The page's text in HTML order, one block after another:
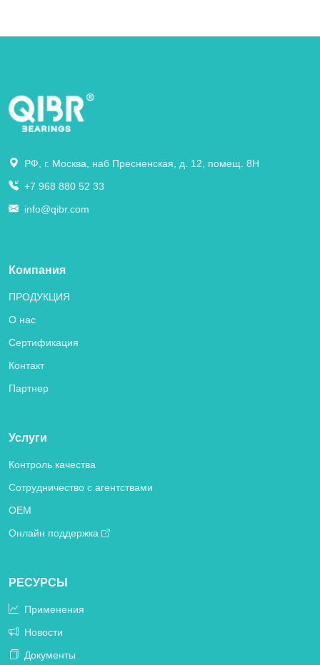
РФ, г. Москва, наб Пресненская, д. 12, помещ. 8Н
+7 968 880 52 33
info@qibr.com
Компания
ПРОДУКЦИЯ
О нас
Сертификация
Контакт
Партнер
Услуги
Контроль качества
Сотрудничество с агентствами
OEM
Онлайн поддержка
РЕСУРСЫ
Применения
Новости
Документы